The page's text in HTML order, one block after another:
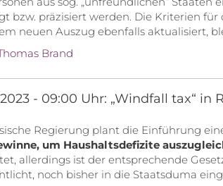
bzw. präzisiert werden. Die Kriterien
neuen Auszug ebenfalls aktualisiert,
Brand
- 09:00 Uhr: „Windfall tax“ in
Regierung plant die Einführung
um Haushaltsdefizite
allerdings ist der entsprechende
noch bisher in die Staatsduma